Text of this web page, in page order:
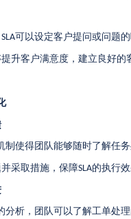
SLA可以设定客户提问或问题
升客户满意度，建立良好的
制使得团队能够随时了解任
采取措施，保障SLA的执行效
分析，团队可以了解工单处